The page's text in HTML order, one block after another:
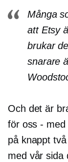
Många
att Etsy
brukar
snarare
Och det är
för oss- med
på knappt
med vår sida